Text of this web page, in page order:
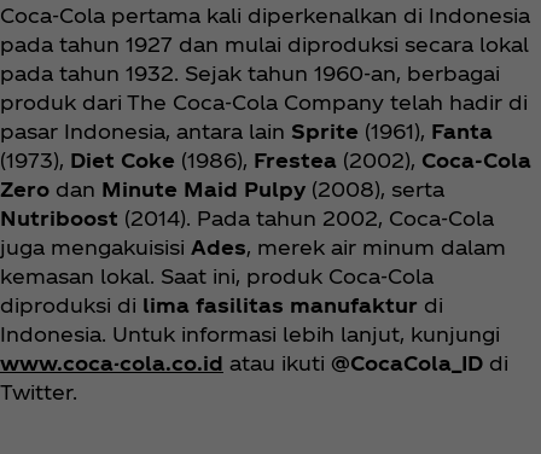
Coca‑Cola pertama kali diperkenalkan di Indonesia
pada tahun 1927 dan mulai diproduksi secara lokal
pada tahun 1932. Sejak tahun 1960-an, berbagai
produk dari The Coca‑Cola Company telah hadir di
pasar Indonesia, antara lain Sprite (1961), Fanta
(1973), Diet Coke (1986), Frestea (2002), Coca‑Cola
Zero dan Minute Maid Pulpy (2008), serta
Nutriboost (2014). Pada tahun 2002, Coca‑Cola
juga mengakuisisi Ades, merek air minum dalam
kemasan lokal. Saat ini, produk Coca‑Cola
diproduksi di lima fasilitas manufaktur di
Indonesia. Untuk informasi lebih lanjut, kunjungi
www.coca-cola.co.id atau ikuti @CocaCola_ID di
Twitter.